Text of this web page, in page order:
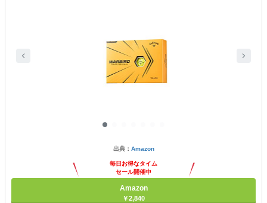
出典： Amazon
毎日お得なタイム
セール開催中
Amazon
￥2,840